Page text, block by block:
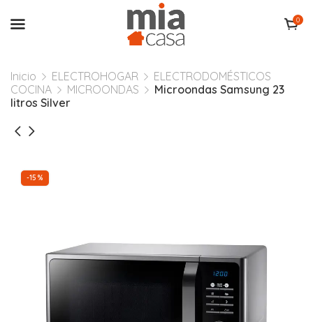
0
Inicio ELECTROHOGAR
ELECTRODOMÉSTICOS
COCINA
MICROONDAS
Microondas Samsung 23
litros Silver
-15%